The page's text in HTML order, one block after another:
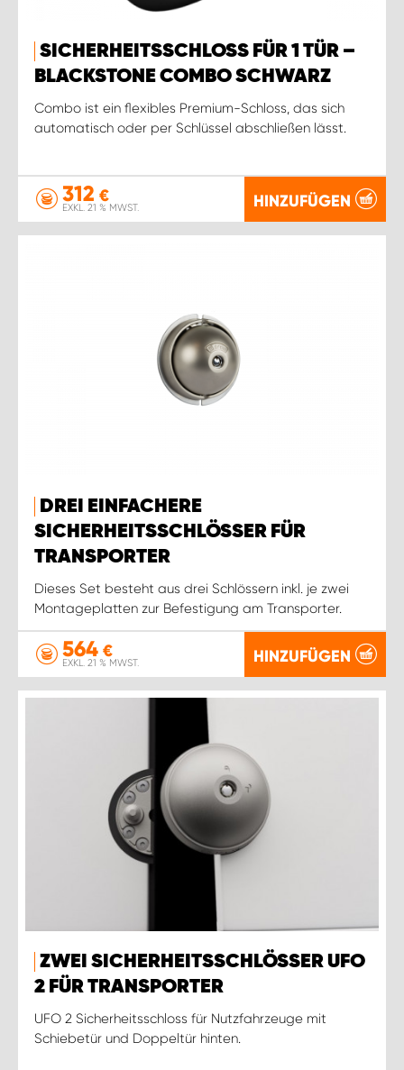
SICHERHEITSSCHLOSS FÜR 1 TÜR –
BLACKSTONE COMBO SCHWARZ
Combo ist ein flexibles Premium-Schloss, das sich
automatisch oder per Schlüssel abschließen lässt.
312 €
EXKL. 21 % MWST. HINZUFÜGEN
DREI EINFACHERE
SICHERHEITSSCHLÖSSER FÜR
TRANSPORTER
Dieses Set besteht aus drei Schlössern inkl. je zwei
Montageplatten zur Befestigung am Transporter.
564 €
EXKL. 21 % MWST. HINZUFÜGEN
ZWEI SICHERHEITSSCHLÖSSER UFO
2 FÜR TRANSPORTER
UFO 2 Sicherheitsschloss für Nutzfahrzeuge mit
Schiebetür und Doppeltür hinten.